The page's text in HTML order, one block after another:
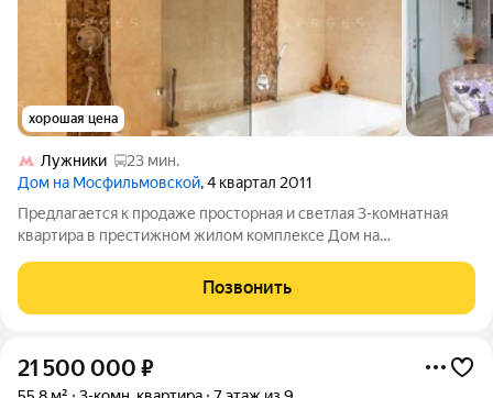
хорошая цена
Лужники
23 мин.
Дом на Мосфильмовской, 4 квартал 2011
Предлагается к продаже просторная и светлая 3-комнатная
квартира в престижном жилом комплексе Дом на
собственного проживания, состояние квартиры идеальное.
Позвонить
21 500 000 ₽